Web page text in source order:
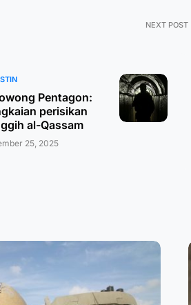
NEXT POST
Pentagon:
perisikan
al-Qassam
25, 2025